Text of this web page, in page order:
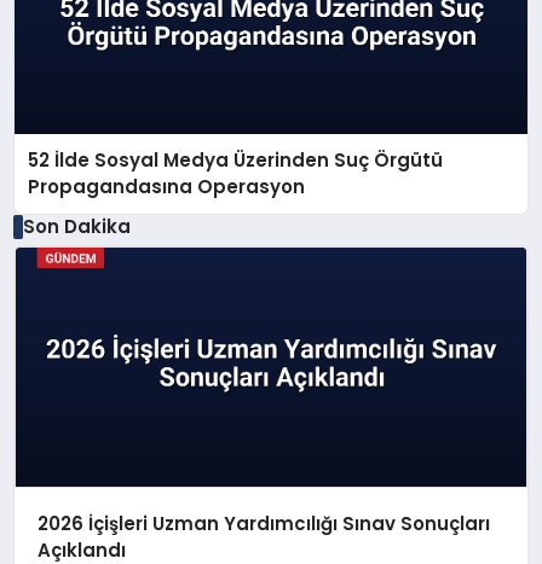
52 İlde Sosyal Medya Üzerinden Suç Örgütü
Propagandasına Operasyon
Son Dakika
2026 İçişleri Uzman Yardımcılığı Sınav Sonuçları
Açıklandı